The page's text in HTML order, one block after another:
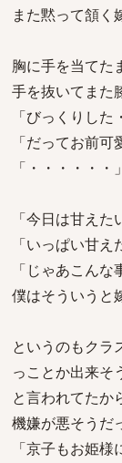
また黙って頷く
胸に手を当てた
手を抜いてまた
「びっくりした
「だってお前可
「・・・・・・」
「今日は甘えた
「いっぱい甘え
「じゃあこんな
僕はそういうと
というのもクラ
っことか出来そ
と言われてたか
機嫌が悪そうだ
「京子もお姫様